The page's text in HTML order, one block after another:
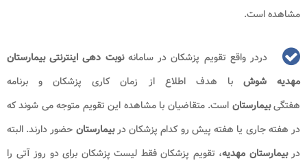
مشاهده است.
دردر واقع تقویم پزشکان در سامانه نوبت دهی اینترنتی بیمارستان
مهدیه شوشبا هدف اطلاع از زمان کاری پزشکان و برنامه
هفتگیبیمارستان است. متقاضیان با مشاهده این تقویم متوجه می شوند که
در هفته جاری یا هفته پیش رو کدام پزشکان دربیمارستان حضور دارند. البته
دربیمارستان مهدیه، تقویم پزشکان فقط لیست پزشکان برای دو روز آتی را